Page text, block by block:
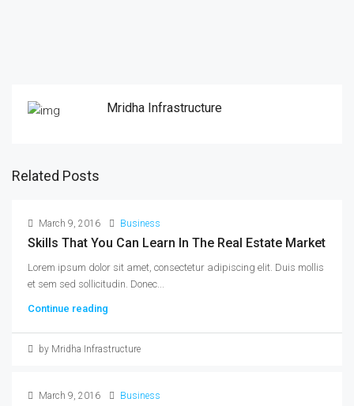
Mridha Infrastructure
Related Posts
March 9, 2016 Business
Skills That You Can Learn In The Real Estate Market
Lorem ipsum dolor sit amet, consectetur adipiscing elit. Duis mollis
et sem sed sollicitudin. Donec...
Continue reading
by Mridha Infrastructure
March 9, 2016 Business